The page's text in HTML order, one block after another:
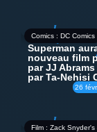
Comics : DC Comics
26
Superman
nouveau film
par JJ
par Ta-Nehisi
Film : Zack